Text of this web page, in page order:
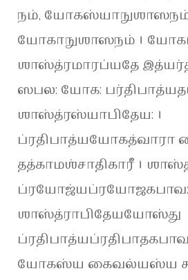
நம்,
யோகாநுஶாஸநம் ।
ஶாஸ்த்ரமாரப்யதே
ஸபல: யோக:
ஶாஸ்த்ரஸ்யாபிதேய: ।
ப்ரதிபாத்யயோகத்வாரா
தத்காமஶ்சாதிகாரீ ।
ப்ரயோஜ்யப்ரயோஜகபாவ:
ஶாஸ்த்ராபிதேயயோஸ்து
யோகஸ்ய கைவல்யஸ்ய